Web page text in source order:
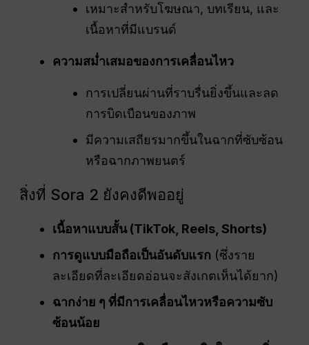
เหมาะสำหรับโฆษณา, บทเรียน, และ
เนื้อหาที่มีแบรนด์
ความสม่ำเสมอของการเคลื่อนไหว
การเปลี่ยนผ่านที่ราบรื่นยิ่งขึ้นและลด
การบิดเบือนของภาพ
มีความเสถียรมากขึ้นในฉากที่ซับซ้อน
หรือฉากภาพยนตร์
สิ่งที่ Sora 2 ยังคงดีพออยู่
เนื้อหาแบบสั้น (TikTok, Reels, Shorts)
การดูแบบมือถือเป็นอันดับแรก (ซึ่งราย
ละเอียดที่ละเอียดอ่อนจะสังเกตเห็นได้ยาก)
ฉากง่าย ๆ ที่มีการเคลื่อนไหวหรือความซับ
ซ้อนน้อย